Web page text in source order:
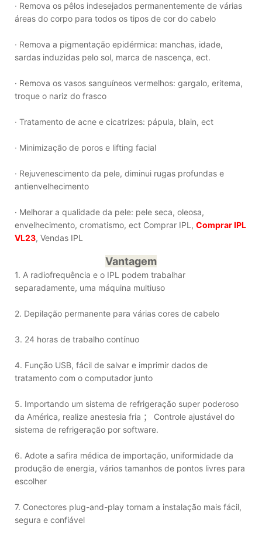
· Remova os pêlos indesejados permanentemente de várias
áreas do corpo para todos os tipos de cor do cabelo
· Remova a pigmentação epidérmica: manchas, idade,
sardas induzidas pelo sol, marca de nascença, ect.
· Remova os vasos sanguíneos vermelhos: gargalo, eritema,
troque o nariz do frasco
· Tratamento de acne e cicatrizes: pápula, blain, ect
· Minimização de poros e lifting facial
· Rejuvenescimento da pele, diminui rugas profundas e
antienvelhecimento
· Melhorar a qualidade da pele: pele seca, oleosa,
envelhecimento, cromatismo, ect Comprar IPL, Comprar IPL
VL23, Vendas IPL
Vantagem
1. A radiofrequência e o IPL podem trabalhar
separadamente, uma máquina multiuso
2. Depilação permanente para várias cores de cabelo
3. 24 horas de trabalho contínuo
4. Função USB, fácil de salvar e imprimir dados de
tratamento com o computador junto
5. Importando um sistema de refrigeração super poderoso
da América, realize anestesia fria ； Controle ajustável do
sistema de refrigeração por software.
6. Adote a safira médica de importação, uniformidade da
produção de energia, vários tamanhos de pontos livres para
escolher
7. Conectores plug-and-play tornam a instalação mais fácil,
segura e confiável